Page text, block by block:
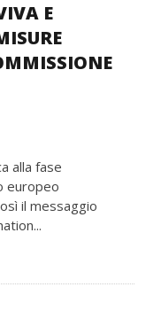
E
alla fase
europeo
il messaggio